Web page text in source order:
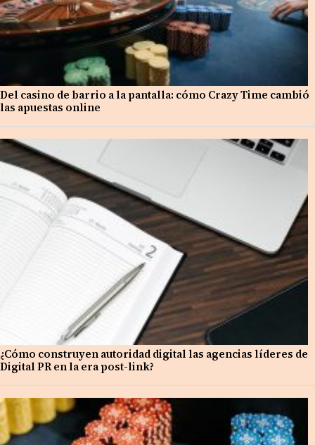
Del casino de barrio a la pantalla: cómo Crazy Time cambió
las apuestas online
¿Cómo construyen autoridad digital las agencias líderes de
Digital PR en la era post-link?